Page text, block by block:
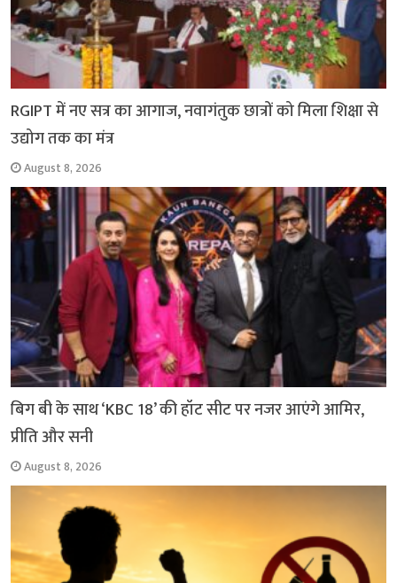
RGIPT में नए सत्र का आगाज, नवागंतुक छात्रों को मिला शिक्षा से
उद्योग तक का मंत्र
August 8, 2026
बिग बी के साथ ‘KBC 18’ की हॉट सीट पर नजर आएंगे आमिर,
प्रीति और सनी
August 8, 2026